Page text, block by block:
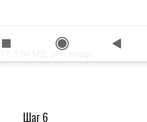
Шаг 6